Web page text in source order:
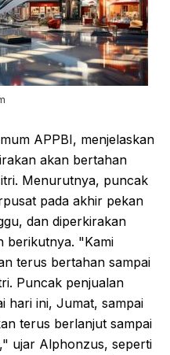
APPBI, menjelaskan
akan bertahan
Menurutnya, puncak
pada akhir pekan
dan diperkirakan
berikutnya. "Kami
terus bertahan sampai
Puncak penjualan
hari ini, Jumat, sampai
terus berlanjut sampai
ujar Alphonzus, seperti